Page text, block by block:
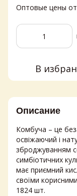
Оптовые цены
В
Описание
Комбуча – це
освіжаючий і
зброджуванням
симбіотичних
має приємний
своїми
1824 шт.